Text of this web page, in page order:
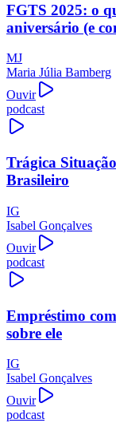
FGTS 2025: o
aniversário (e
MJ
Maria Júlia Bamberg
Ouvir
podcast
Trágica
Brasileiro
IG
Isabel Gonçalves
Ouvir
podcast
Empréstimo
sobre ele
IG
Isabel Gonçalves
Ouvir
podcast